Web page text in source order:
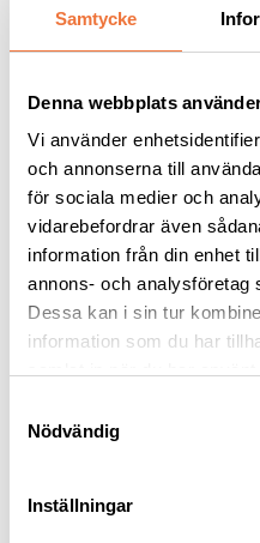
Samtycke
Denna webbplats
Vi använder
och annonserna till
för sociala medier och
vidarebefordrar även
information från din enhet
annons- och analysföretag
Dessa kan i sin tur
information som du har
Nödvändig
Inställningar
Andra
Vetbed Kelly
Gråmelerad - Vita
tassar
119kr